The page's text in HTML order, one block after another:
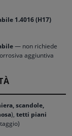
1.4016 (H17)
— non richiede
aggiuntiva
scandole,
), tetti piani